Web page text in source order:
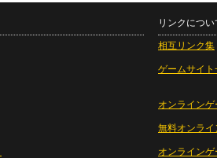
リンクについ
相互リンク集
ゲームサイト
オンラインゲ
無料オンライ
オンライン